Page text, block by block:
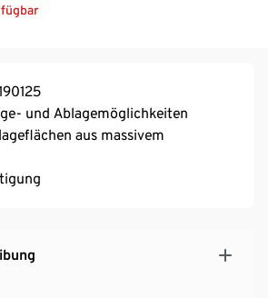
und Ablagemöglichkeiten
aus massivem